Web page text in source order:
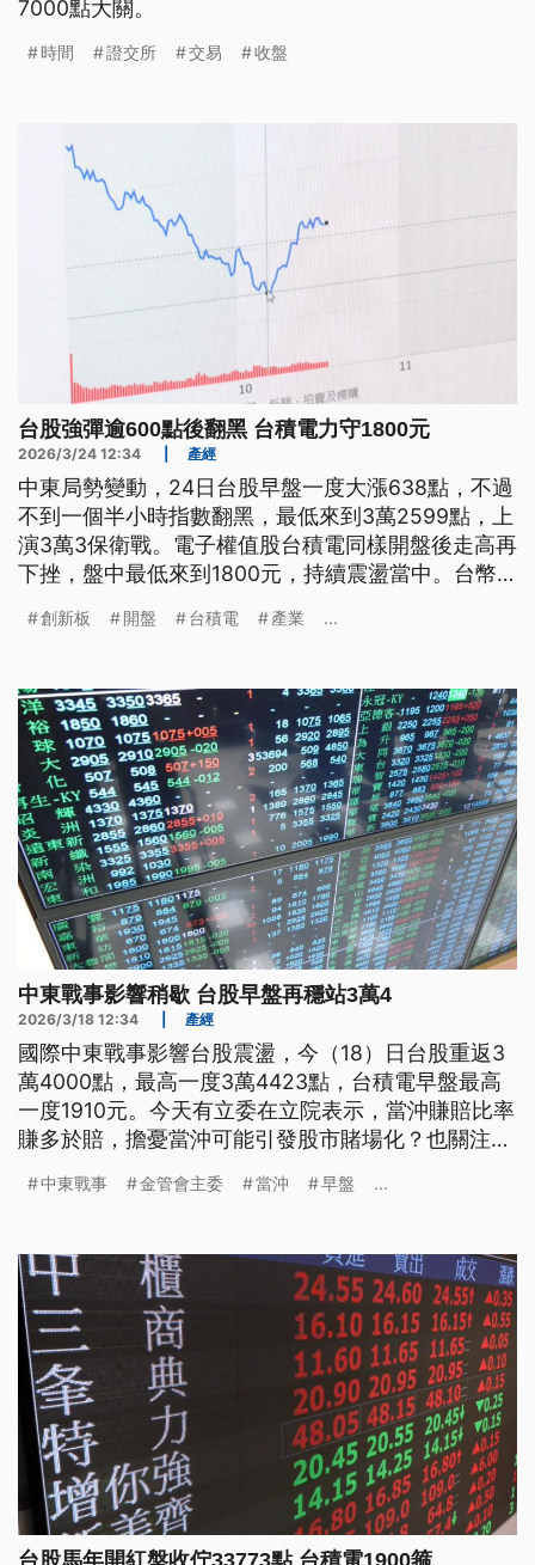
7000點大關。
時間 證交所 交易 收盤
台股強彈逾600點後翻黑 台積電力守1800元
2026/3/24 12:34 產經
中東局勢變動，24日台股早盤一度大漲638點，不過
不到一個半小時指數翻黑，最低來到3萬2599點，上
演3萬3保衛戰。電子權值股台積電同樣開盤後走高再
下挫，盤中最低來到1800元，持續震盪當中。台幣
創新板 開盤 台積電 產業 ...
中東戰事影響稍歇 台股早盤再穩站3萬4
2026/3/18 12:34 產經
國際中東戰事影響台股震盪，今（18）日台股重返3
萬4000點，最高一度3萬4423點，台積電早盤最高
一度1910元。今天有立委在立院表示，當沖賺賠比率
賺多於賠，擔憂當沖可能引發股市賭場化？也關注明
長？至於著重傳產、電子等中小型股的璞玉指數，證
發行，最快下半年可望推出。
中東戰事 金管會主委 當沖 早盤 ...
台股馬年開紅盤收佇33773點 台積電1900箍